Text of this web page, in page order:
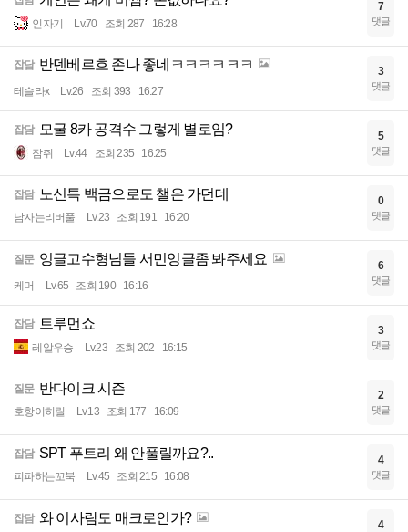
인자기 Lv.70 조회 287 16:28
7
댓글
잡담 반덴베르흐 존나 좋네ㅋㅋㅋㅋㅋㅋ
테슬라x Lv.26 조회 393 16:27
3
댓글
잡담 모굴 8카 공격수 그렇게 별로임?
잠쥐 Lv.44 조회 235 16:25
5
댓글
잡담 노신특 백금으로도 챌은 가던데
남자는리버풀 Lv.23 조회 191 16:20
0
댓글
질문 잉글고수형님들 서민잉글좀 봐주세요
케머 Lv.65 조회 190 16:16
6
댓글
잡담 트루먼쇼
레알우승 Lv.23 조회 202 16:15
3
댓글
질문 반다이크 시즌
호항이히릴 Lv.13 조회 177 16:09
2
댓글
잡담 SPT 푸트리 왜 안풀릴까요?..
피파하는꼬북 Lv.45 조회 215 16:08
4
댓글
잡담 와 이사람도 매크로인가? 4